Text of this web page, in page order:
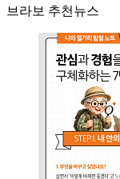
브라보 추천뉴스